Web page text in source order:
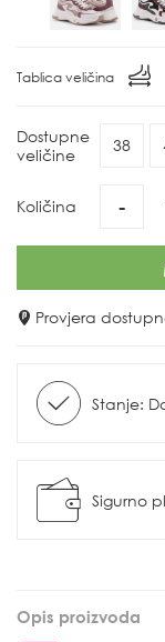
Tablica veličina
Dostupne
veličine
38
Količina -
Provjera
Stanje:
Sigurno
Opis proizvoda